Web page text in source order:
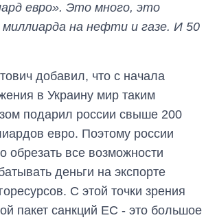
евро». Это много, это
на нефти и газе. И 50
добавил, что с начала
в Украину мир таким
подарил россии свыше 200
евро. Поэтому россии
обрезать все возможности
деньги на экспорте
С этой точки зрения
пакет санкций ЕС - это большое
холодную воду в
на начало августа